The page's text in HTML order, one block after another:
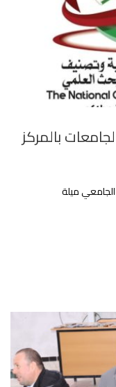
بالمركز
الجامعي ميلة